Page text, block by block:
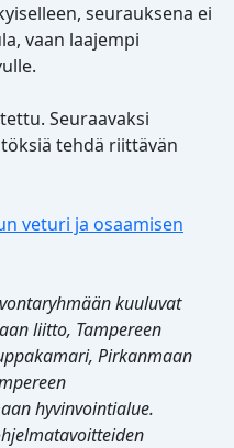
seurauksena ei
vaan laajempi
Seuraavaksi
tehdä riittävän
veturi ja osaamisen
kuuluvat
liitto, Tampereen
Pirkanmaan
hyvinvointialue.